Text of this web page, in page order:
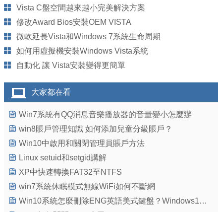
Vista C盤空間越來越小完美解決方案
修改Award Bios安裝OEM VISTA
微軟延長Vista和Windows 7系統生命周期
如何用虛擬機安裝Windows Vista系統
自動化 讓 Vista安裝變得更簡單
大家都在看
Win7系統有QQ消息音樂播放器的音量變小怎麼辦
win8賬戶管理知識 如何添加兒童分級賬戶？
Win10中啟用和關閉管理員賬戶方法
Linux setuid和setgid講解
XP中快速轉換FAT32至NTFS
win7系統休眠模式無線WiFi如何不斷網
Win10系統怎麼刪除ENG英語美式鍵盤？Windows10刪除ENG英語美式鍵盤圖文教程